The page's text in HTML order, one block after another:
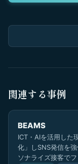
関連する事例
BEAMS
ICT・AIを活用した
化」しSNS発信を
ソナライズ接客でフ